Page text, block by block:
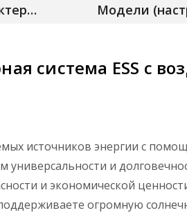
Технические характеристики
система ESS с
источников энергии с
универсальности и
и экономической
огромную